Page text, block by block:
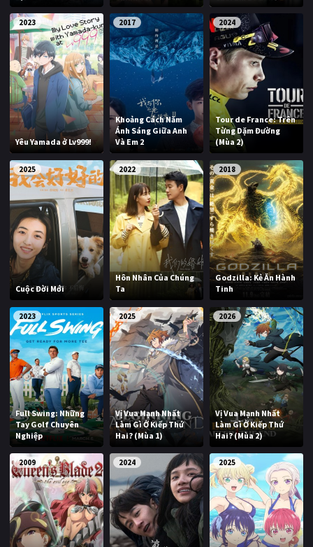
2023
Yêu Yamada ở Lv999!
2017
Khoảng Cách Năm
Ánh Sáng Giữa Anh
Và Em 2
2024
Tour de France: Trên
Từng Dặm Đường
(Mùa 2)
2025
Cuộc Đời Mới
2022
Hôn Nhân Của Chúng
Ta
2018
Godzilla: Kẻ Ăn Hành
Tinh
2023
Full Swing: Những
Tay Golf Chuyên
Nghiệp
2025
Vị Vua Mạnh Nhất
Làm Gì Ở Kiếp Thứ
Hai? (Mùa 1)
2026
Vị Vua Mạnh Nhất
Làm Gì Ở Kiếp Thứ
Hai? (Mùa 2)
2009 2024 2025